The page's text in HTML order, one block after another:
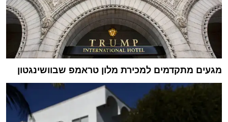
מגעים מתקדמים למכירת מלון טראמפ שבוושינגטון